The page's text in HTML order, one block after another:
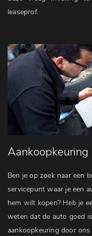
leaseprof.
Aankoopkeuring
Ben je op zoek naar een
servicepunt waar je een
hem wilt kopen? Heb je
weten dat de auto goed
aankoopkeuring door